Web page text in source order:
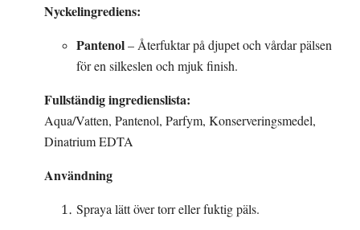
Nyckelingrediens:
Pantenol– Återfuktar på djupet och vårdar pälsen
för en silkeslen och mjuk finish.
Fullständig ingredienslista:
Aqua/Vatten, Pantenol, Parfym, Konserveringsmedel,
Dinatrium EDTA
Användning
Spraya lätt över torr eller fuktig päls.